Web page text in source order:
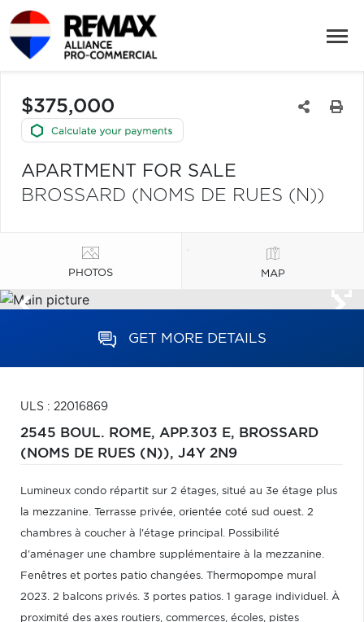
$375,000
APARTMENT FOR SALE
BROSSARD (NOMS DE RUES (N))
PHOTOS MAP
GET MORE DETAILS
ULS : 22016869
2545 BOUL. ROME, APP.303 E, BROSSARD
(NOMS DE RUES (N)), J4Y 2N9
Lumineux condo répartit sur 2 étages, situé au 3e étage plus
la mezzanine. Terrasse privée, orientée coté sud ouest. 2
chambres à coucher à l'étage principal. Possibilité
d'aménager une chambre supplémentaire à la mezzanine.
Fenêtres et portes patio changées. Thermopompe mural
2023. 2 balcons privés. 3 portes patios. 1 garage individuel. À
proximité des axes routiers, commerces, écoles, pistes